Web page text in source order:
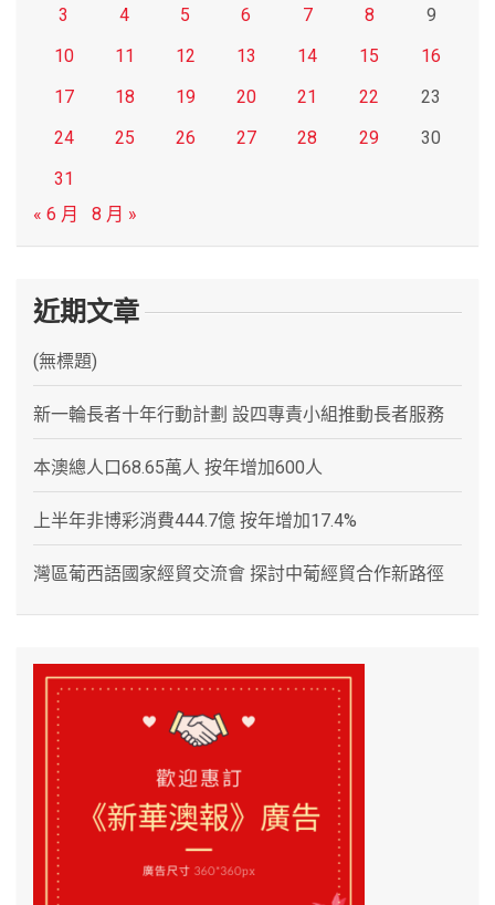
3 4 5 6 7 8
9
10
11 12 13 14 15
16
17
18 19 20 21 22
23
24
25 26 27 28 29
30
31
« 6 月
8 月 »
近期文章
(無標題)
新一輪長者十年行動計劃 設四專責小組推動長者服務
本澳總人口68.65萬人 按年增加600人
上半年非博彩消費444.7億 按年增加17.4%
灣區葡西語國家經貿交流會 探討中葡經貿合作新路徑